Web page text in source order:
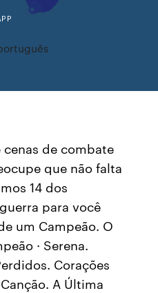
de combate
que não falta
14 dos
para você
um Campeão. O
· Serena.
Corações
A Última